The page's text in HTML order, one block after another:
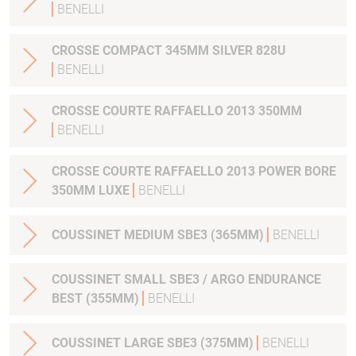
BENELLI
CROSSE COMPACT 345MM SILVER 828U
BENELLI
CROSSE COURTE RAFFAELLO 2013 350MM
BENELLI
CROSSE COURTE RAFFAELLO 2013 POWER BORE
350MM LUXE
BENELLI
COUSSINET MEDIUM SBE3 (365MM) BENELLI
COUSSINET SMALL SBE3 / ARGO ENDURANCE
BEST (355MM)
BENELLI
COUSSINET LARGE SBE3 (375MM) BENELLI